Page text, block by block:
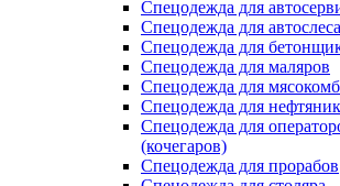
Спецодежда для
Спецодежда для
Спецодежда для
Спецодежда для маляров
Спецодежда для
Спецодежда для
Спецодежда для
(кочегаров)
Спецодежда для прорабов